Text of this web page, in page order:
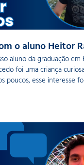
o aluno Heitor
aluno da graduação em
foi uma criança
poucos, esse interesse